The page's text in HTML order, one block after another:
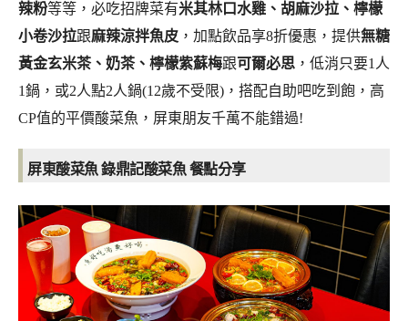
辣粉等等，必吃招牌菜有米其林口水雞、胡麻沙拉、檸檬
小卷沙拉跟麻辣涼拌魚皮 ，加點飲品享8折優惠，提供無糖
黃金玄米茶、奶茶、檸檬紫蘇梅跟可爾必思 ，低消只要1人
1鍋，或2人點2人鍋(12歲不受限)，搭配自助吧吃到飽，高
CP值的平價酸菜魚，屏東朋友千萬不能錯過!
屏東酸菜魚 錄鼎記酸菜魚 餐點分享